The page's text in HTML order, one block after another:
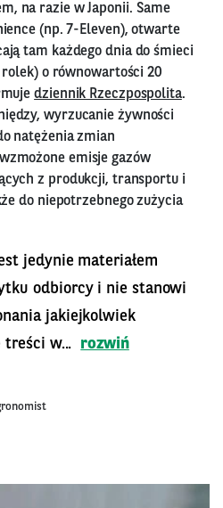
na razie w Japonii. Same
(np. 7-Eleven), otwarte
tam każdego dnia do śmieci
rolek) o równowartości 20
dziennik Rzeczpospolita.
wyrzucanie żywności
natężenia zmian
emisje gazów
z produkcji, transportu i
do niepotrzebnego zużycia
jedynie materiałem
odbiorcy i nie stanowi
jakiejkolwiek
treści w...
rozwiń